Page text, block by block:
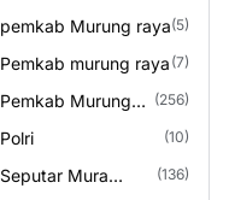
pemkab Murung raya(5)
Pemkab murung raya (7)
Pemkab Murung
(256)
Polri (10)
Seputar Mura
(136)